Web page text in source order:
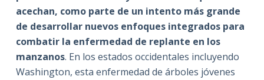
acechan, como parte de un intento más grande
de desarrollar nuevos enfoques integrados para
combatir la enfermedad de replante en los
manzanos. En los estados occidentales incluyendo
Washington, esta enfermedad de árboles jóvenes